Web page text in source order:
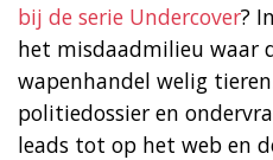
bij de serie Undercover?
het misdaadmilieu waar
wapenhandel welig
politiedossier en
leads tot op het web en